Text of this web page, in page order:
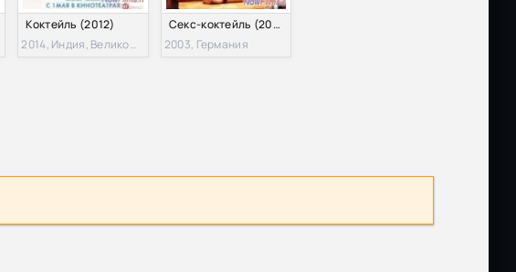
Коктейль (2012)
2014, Индия, Великобритания
Секс-коктейль (2003)
2003, Германия